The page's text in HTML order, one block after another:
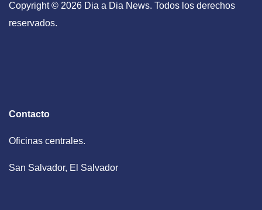
Copyright © 2026 Dia a Dia News. Todos los derechos
reservados.
Contacto
Oficinas centrales.
San Salvador, El Salvador